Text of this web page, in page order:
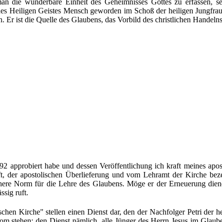
Heiligen Geistes Mensch geworden im Schoß der heiligen
ist die Quelle des Glaubens, das Vorbild des christlichen
habe und dessen Veröffentlichung ich kraft meines
apostolischen Überlieferung und vom Lehramt der Kirche
Norm für die Lehre des Glaubens. Möge er der Erneuerung
ruft.
Kirche" stellen einen Dienst dar, den der Nachfolger Petri der